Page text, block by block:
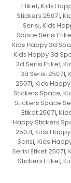
Etiket, Kids
Stickers 25071,
Serisi, Kids
Space Serisi
Kids Happy 3d
Kids Happy 3d
3d Serisi Etiket,
3d Serisi 25071,
25071, Kids Happy
Stickers Space,
Stickers Space
Etiket 25071,
Happy Stickers
25071, Kids
Serisi, Kids
Serisi Etiket 25071,
Stickers Etiket,